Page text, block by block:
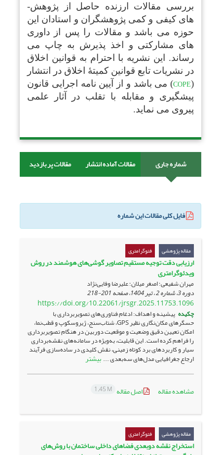
بررسی مقالات ارزنده­ حاصل از پژوهش­
های کیفی و کمی پژوهشگران و استادان این
حوزه می باشد و مقالات را پس از داوری
های مشارکتی و اخذ پذیرش به چاپ می
رساند. این نشریه با احترام به قوانین اخلاق
در نشریات تابع قوانین کمیتۀ اخلاق در انتشار
(
COPE) می باشد و از آیین نامه اجرایی قانون
پیشگیری و مقابله با تقلب در آثار علمی
پیروی می نماید.
شماره جاری مقالات آماده انتشار مقالات پر بازدید
فایل کلی مقالات این شماره
مقاله پژوهشی فتوگرامتری
ارزیابی دقت توجیه مستقیم تصاویر گوشی‌های هوشمند در روش
ویدئوگرامتری ‏
مهران شفیعی؛ اصغر میلان؛ علیرضا وفایی‌نژاد
دوره 3، شماره 2 ، تیر 1404، صفحه 201-218
https://doi.org/10.22061/jrsgr.2025.11753.1096
چکیده پیشینه و اهداف: ادغام فناوری‌های تصویربرداری با
حسگرهای مکان‌نگاری نظیر GPS، شتاب‌سنج، ژیروسکوپ و قطب‌نما،
امکان تعیین دقیق وضعیت و موقعیت دوربین در هنگام تصویربرداری
را فراهم کرده است. این قابلیت، به‌ویژه در سامانه‌های نقشه‌برداری
سیار و کاربردهای برد کوتاه زمینی، نقش کلیدی در ساده‌سازی فرآیند
ارجاع جغرافیایی مدل‌های سه‌بعدی ... بیشتر
مشاهده مقاله اصل مقاله 1.45 M
مقاله پژوهشی فتوگرامتری
استخراج نقشه‌ دو‌بعدی فضاهای داخلی ساختمان با روش‌های